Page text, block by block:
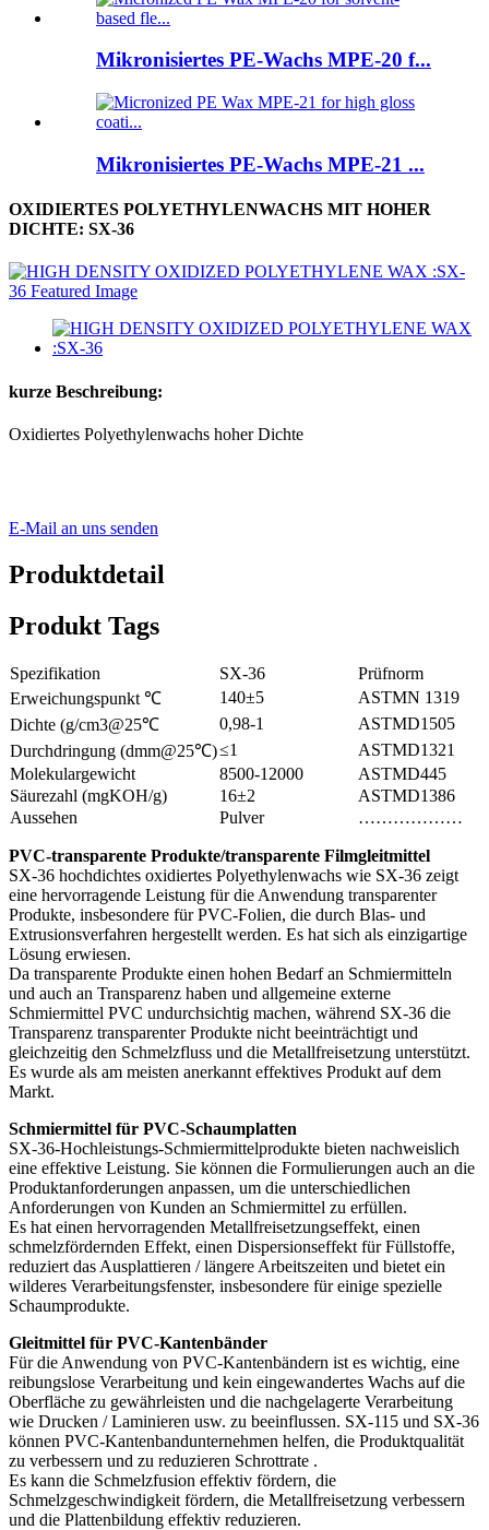
Mikronisiertes PE-Wachs MPE-20 f...
Mikronisiertes PE-Wachs MPE-21 ...
OXIDIERTES POLYETHYLENWACHS MIT HOHER
DICHTE: SX-36
kurze Beschreibung:
Oxidiertes Polyethylenwachs hoher Dichte
E-Mail an uns senden
Produktdetail
Produkt Tags
Spezifikation SX-36
Prüfnorm
Erweichungspunkt ℃
140±5
ASTMN 1319
Dichte (g/cm3@25℃
0,98-1
ASTMD1505
Durchdringung (dmm@25℃)≤1
ASTMD1321
Molekulargewicht
8500-12000
ASTMD445
Säurezahl (mgKOH/g)
16±2
ASTMD1386
Aussehen
Pulver ………………
PVC-transparente Produkte/transparente Filmgleitmittel
SX-36 hochdichtes oxidiertes Polyethylenwachs wie SX-36 zeigt
eine hervorragende Leistung für die Anwendung transparenter
Produkte, insbesondere für PVC-Folien, die durch Blas- und
Extrusionsverfahren hergestellt werden. Es hat sich als einzigartige
Lösung erwiesen.
Da transparente Produkte einen hohen Bedarf an Schmiermitteln
und auch an Transparenz haben und allgemeine externe
Schmiermittel PVC undurchsichtig machen, während SX-36 die
Transparenz transparenter Produkte nicht beeinträchtigt und
gleichzeitig den Schmelzfluss und die Metallfreisetzung unterstützt.
Es wurde als am meisten anerkannt effektives Produkt auf dem
Markt.
Schmiermittel für PVC-Schaumplatten
SX-36-Hochleistungs-Schmiermittelprodukte bieten nachweislich
eine effektive Leistung. Sie können die Formulierungen auch an die
Produktanforderungen anpassen, um die unterschiedlichen
Anforderungen von Kunden an Schmiermittel zu erfüllen.
Es hat einen hervorragenden Metallfreisetzungseffekt, einen
schmelzfördernden Effekt, einen Dispersionseffekt für Füllstoffe,
reduziert das Ausplattieren / längere Arbeitszeiten und bietet ein
wilderes Verarbeitungsfenster, insbesondere für einige spezielle
Schaumprodukte.
Gleitmittel für PVC-Kantenbänder
Für die Anwendung von PVC-Kantenbändern ist es wichtig, eine
reibungslose Verarbeitung und kein eingewandertes Wachs auf die
Oberfläche zu gewährleisten und die nachgelagerte Verarbeitung
wie Drucken / Laminieren usw. zu beeinflussen. SX-115 und SX-36
können PVC-Kantenbandunternehmen helfen, die Produktqualität
zu verbessern und zu reduzieren Schrottrate .
Es kann die Schmelzfusion effektiv fördern, die
Schmelzgeschwindigkeit fördern, die Metallfreisetzung verbessern
und die Plattenbildung effektiv reduzieren.